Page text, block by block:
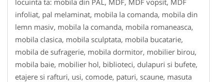
infoliat, pal melaminat, mobila la comanda, mobila din
lemn masiv, mobila la comanda, mobila romaneasca,
mobila clasica, mobila sculptata, mobila bucatarie,
mobila de sufragerie, mobila dormitor, mobilier birou,
mobila baie, mobilier hol, biblioteci, dulapuri si bufete,
etajere si rafturi, usi, comode, paturi, scaune, masuta